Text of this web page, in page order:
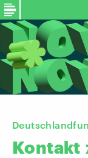
Kontakt